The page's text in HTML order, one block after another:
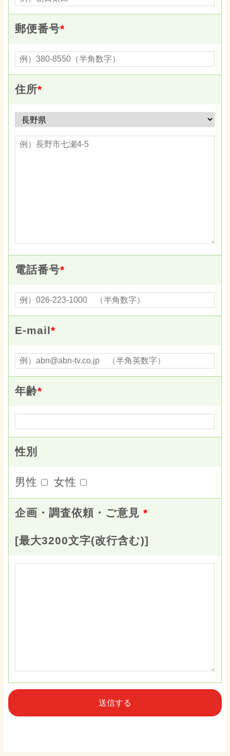
郵便番号*
住所*
電話番号*
E-mail*
年齢*
性別
男性 女性
企画・調査依頼・ご意見*
[最大3200文字(改行含む)]